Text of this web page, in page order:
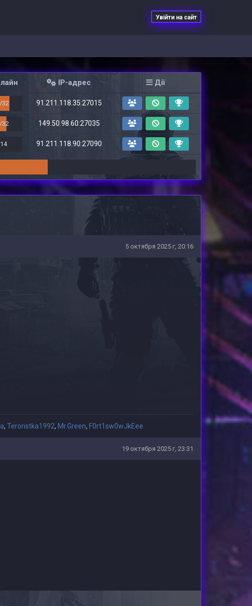
Увійти на сайт
IP-адрес Дії
32 91.211.118.35:27015
32 149.50.98.60:27035
91.211.118.90:27090
5 октября 2025 г, 20:16
, Teroristka1992, Mr.Green, F0rt1sw0wJkEee
19 октября 2025 г, 23:31